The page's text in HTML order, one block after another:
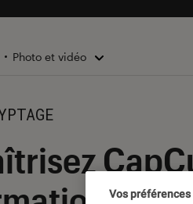
Photo et vidéo
Vos